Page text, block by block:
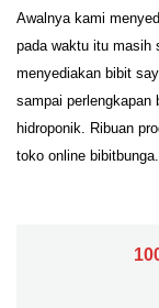
Awalnya kami
pada waktu itu masih
menyediakan bibit
sampai perlengkapan
hidroponik. Ribuan
toko online